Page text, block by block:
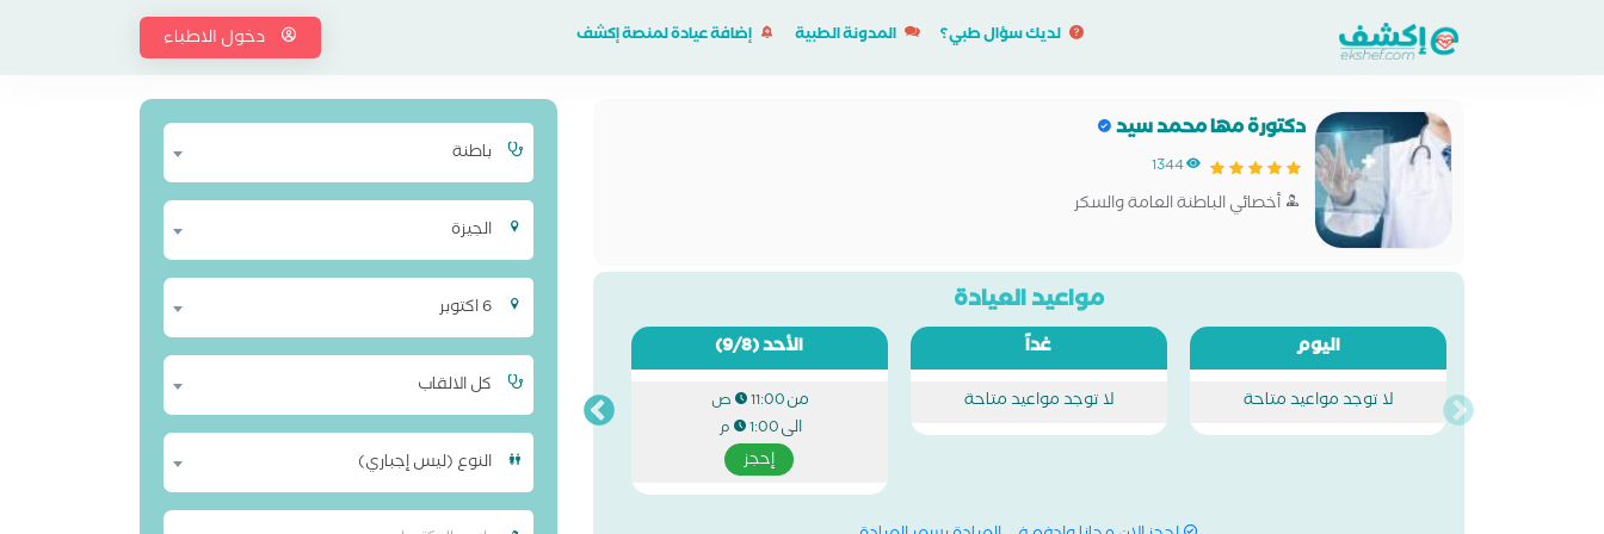
لديك سؤال طبي؟ المدونة الطبية إضافة عيادة لمنصة إكشف دخول الاطباء
دكتورة مها محمد سيد
1344
أخصائي الباطنة العامة والسكر
مواعيد العيادة
اليوم
لا توجد مواعيد متاحة
غداً
لا توجد مواعيد متاحة
الأحد(9/8)
من11:00 ص
الى1:00 م
إحجز
باطنة
الجيزة
6 اكتوبر
كل الالقاب
النوع (ليس إجباري)